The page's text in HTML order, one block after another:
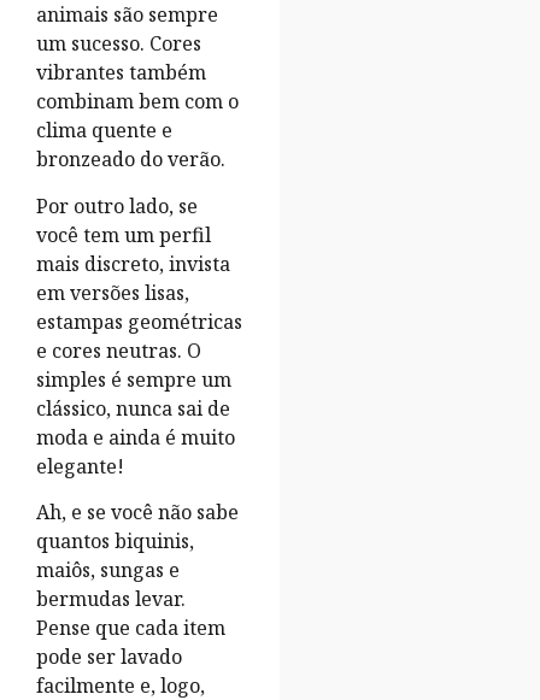
animais são sempre
um sucesso. Cores
vibrantes também
combinam bem com o
clima quente e
bronzeado do verão.
Por outro lado, se
você tem um perfil
mais discreto, invista
em versões lisas,
estampas geométricas
e cores neutras. O
simples é sempre um
clássico, nunca sai de
moda e ainda é muito
elegante!
Ah, e se você não sabe
quantos biquinis,
maiôs, sungas e
bermudas levar.
Pense que cada item
pode ser lavado
facilmente e, logo,